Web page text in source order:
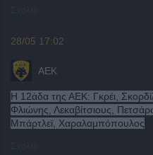
28/05 17:02
ΑΕΚ
Η 12άδα της ΑΕΚ: Γκρέι,
Φλιώνης, Λεκαβίτσιους,
Μπάρτλεϊ, Χαραλαμπόπουλος